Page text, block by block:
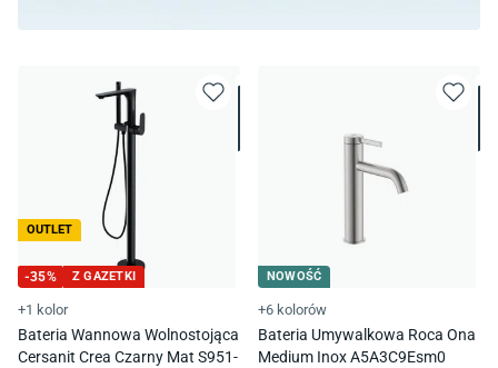
OUTLET
-35% Z GAZETKI
+1 kolor
Bateria Wannowa Wolnostojąca
Cersanit Crea Czarny Mat S951-
NOWOŚĆ
+6 kolorów
Bateria Umywalkowa Roca Ona
Medium Inox A5A3C9Esm0